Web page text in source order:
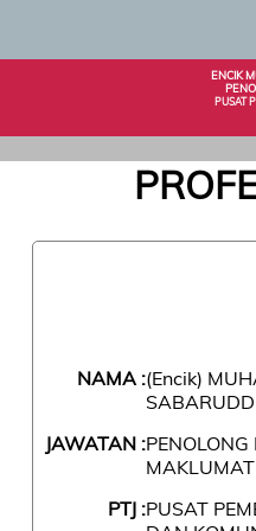
ENCIK
PUSAT
NAMA :(Encik)
JAWATAN :PENOLONG
MAKLUMAT
PTJ :PUSAT